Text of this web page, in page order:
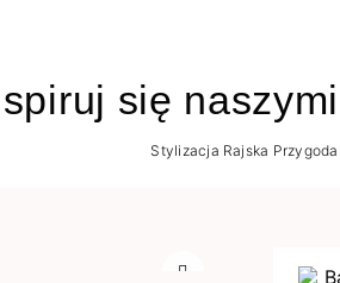
się
Stylizacja Rajska Przygoda